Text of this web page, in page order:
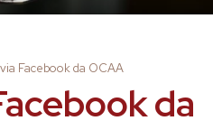
Facebook da OCAA
da